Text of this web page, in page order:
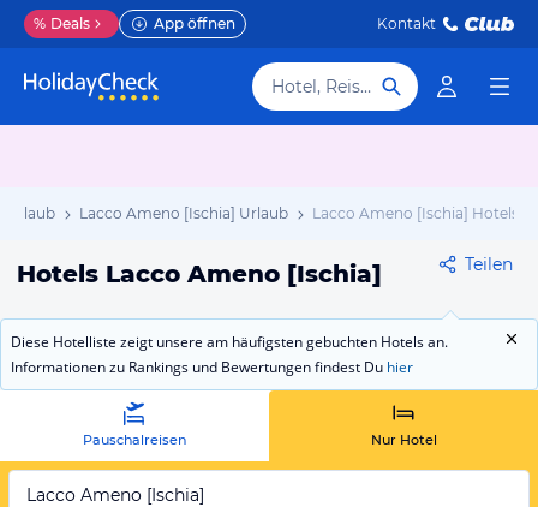
% Deals App öffnen Kontakt
Hotel, Reiseziel
Urlaub Lacco Ameno [Ischia] Urlaub Lacco Ameno [Ischia] Hotels
Hotels Lacco Ameno [Ischia] Teilen
Diese Hotelliste zeigt unsere am häufigsten gebuchten Hotels an.
Informationen zu Rankings und Bewertungen findest Du hier
Pauschalreisen Nur Hotel
Lacco Ameno [Ischia]